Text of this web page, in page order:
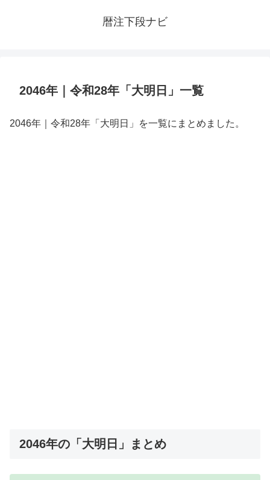
暦注下段ナビ
2046年｜令和28年「大明日」一覧
2046年｜令和28年「大明日」を一覧にまとめました。
2046年の「大明日」まとめ